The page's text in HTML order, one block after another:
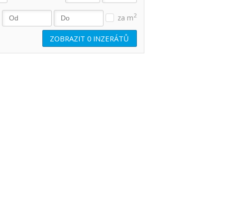
za m2
ZOBRAZIT0 INZERÁTŮ